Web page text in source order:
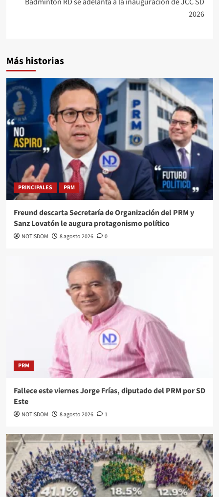
2026
Más historias
PRINCIPALES PRM
Freund descarta Secretaría de Organización del PRM y
Sanz Lovatón le augura protagonismo político
NOTISDOM 8 agosto 2026 0
PRM
Fallece este viernes Jorge Frías, diputado del PRM por SD
Este
NOTISDOM 8 agosto 2026 1